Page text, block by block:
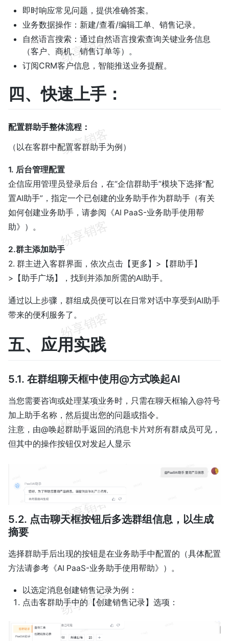
即时响应常见问题，提供准确答案。
业务数据操作：新建/查看/编辑工单、销售记录。
自然语言搜索：通过自然语言搜索查询关键业务信息
（客户、商机、销售订单等）。
订阅CRM客户信息，智能推送业务提醒。
四、快速上手：
配置群助手整体流程：
（以在客群中配置客群助手为例）
1. 后台管理配置
企信应用管理员登录后台，在“企信群助手”模块下选择“配
置AI助手”，指定一个已创建的业务助手作为群助手（有关
如何创建业务助手，请参阅《AI PaaS-业务助手使用帮
助》）。
2.群主添加助手
2. 群主进入客群界面，依次点击【更多】>【群助手】
>【助手广场】，找到并添加所需的AI助手。
通过以上步骤，群组成员便可以在日常对话中享受到AI助手
带来的便利服务了。
五、应用实践
5.1. 在群组聊天框中使用@方式唤起AI
当您需要咨询或处理某项业务时，只需在聊天框输入@符号
加上助手名称，然后提出您的问题或指令。
注意，由@唤起群助手返回的消息卡片对所有群成员可见，
但其中的操作按钮仅对发起人显示
5.2. 点击聊天框按钮后多选群组信息，以生成
摘要
选择群助手后出现的按钮是在业务助手中配置的（具体配置
方法请参考《AI PaaS-业务助手使用帮助》）。
以选定消息创建销售记录为例：
点击客群助手中的【创建销售记录】选项：